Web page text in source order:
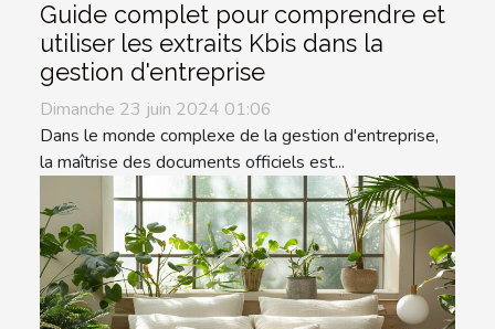
Guide complet pour comprendre et
utiliser les extraits Kbis dans la
gestion d'entreprise
Dimanche 23 juin 2024 01:06
Dans le monde complexe de la gestion d'entreprise,
la maîtrise des documents officiels est...